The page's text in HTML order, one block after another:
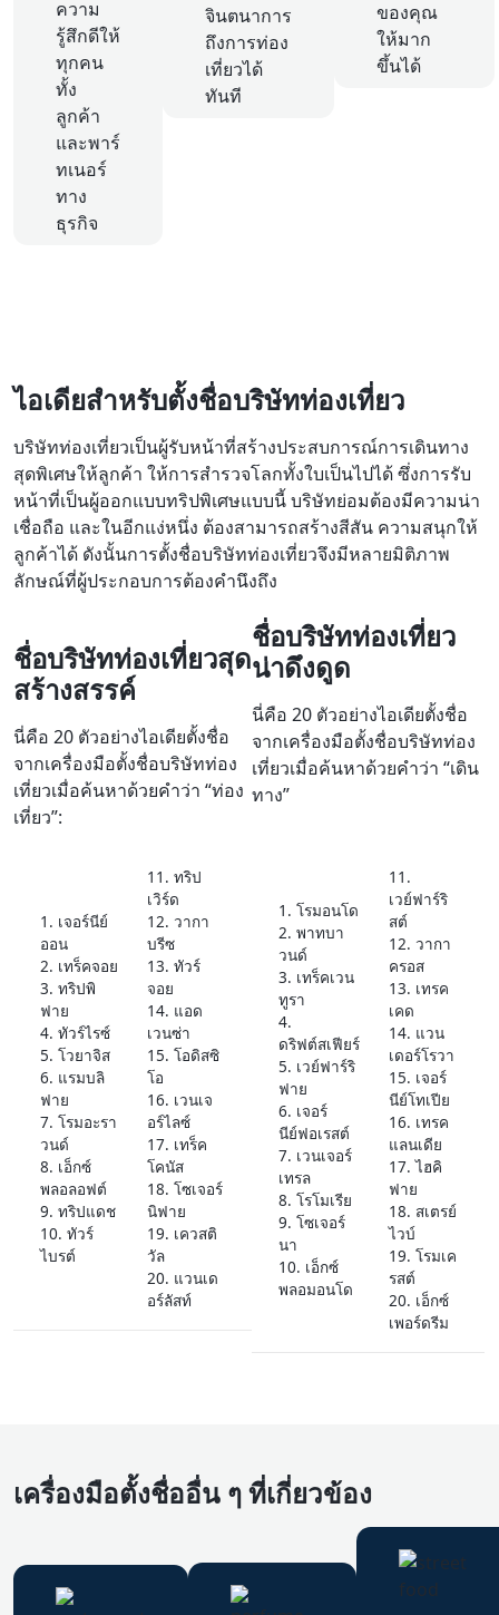
ความ
รู้สึกดีให้
ทุกคน
ทั้ง
ลูกค้า
และพาร์
ทเนอร์
ทาง
ธุรกิจ
จินตนาการ
ถึงการท่อง
เที่ยวได้
ทันที
ของคุณ
ให้มาก
ขึ้นได้
ไอเดียสำหรับตั้งชื่อบริษัทท่องเที่ยว
บริษัทท่องเที่ยวเป็นผู้รับหน้าที่สร้างประสบการณ์การเดินทาง
สุดพิเศษให้ลูกค้า ให้การสำรวจโลกทั้งใบเป็นไปได้ ซึ่งการรับ
หน้าที่เป็นผู้ออกแบบทริปพิเศษแบบนี้ บริษัทย่อมต้องมีความน่า
เชื่อถือ และในอีกแง่หนึ่ง ต้องสามารถสร้างสีสัน ความสนุกให้
ลูกค้าได้ ดังนั้นการตั้งชื่อบริษัทท่องเที่ยวจึงมีหลายมิติภาพ
ลักษณ์ที่ผู้ประกอบการต้องคำนึงถึง
ชื่อบริษัทท่องเที่ยวสุด
สร้างสรรค์
นี่คือ 20 ตัวอย่างไอเดียตั้งชื่อ
จากเครื่องมือตั้งชื่อบริษัทท่อง
เที่ยวเมื่อค้นหาด้วยคำว่า “ท่อง
เที่ยว”:
1. เจอร์นีย์
ออน
2. เทร็คจอย
3. ทริปพิ
ฟาย
4. ทัวร์ไรซ์
5. โวยาจิส
6. แรมบลิ
ฟาย
7. โรมอะรา
วนด์
8. เอ็กซ์
พลอลอฟต์
9. ทริปแดช
10. ทัวร์
ไบรต์
11. ทริป
เวิร์ด
12. วากา
บรีซ
13. ทัวร์
จอย
14. แอด
เวนซ่า
15. โอดิสซิ
โอ
16. เวนเจ
อร์ไลซ์
17. เทร็ค
โคนัส
18. โซเจอร์
นิฟาย
19. เควสติ
วัล
20. แวนเด
อร์ลัสท์
ชื่อบริษัทท่องเที่ยว
น่าดึงดูด
นี่คือ 20 ตัวอย่างไอเดียตั้งชื่อ
จากเครื่องมือตั้งชื่อบริษัทท่อง
เที่ยวเมื่อค้นหาด้วยคำว่า “เดิน
ทาง”
1. โรมอนโด
2. พาทบา
วนด์
3. เทร็คเวน
ทูรา
4.
ดริฟต์สเฟียร์
5. เวย์ฟาร์ริ
ฟาย
6. เจอร์
นีย์ฟอเรสต์
7. เวนเจอร์
เทรล
8. โรโมเรีย
9. โซเจอร์
นา
10. เอ็กซ์
พลอมอนโด
11.
เวย์ฟาร์ริ
สต์
12. วากา
ครอส
13. เทรค
เคด
14. แวน
เดอร์โรวา
15. เจอร์
นีย์โทเปีย
16. เทรค
แลนเดีย
17. ไฮคิ
ฟาย
18. สเตรย์
ไวบ์
19. โรมเค
รสต์
20. เอ็กซ์
เพอร์ดรีม
เครื่องมือตั้งชื่ออื่น ๆ ที่เกี่ยวข้อง